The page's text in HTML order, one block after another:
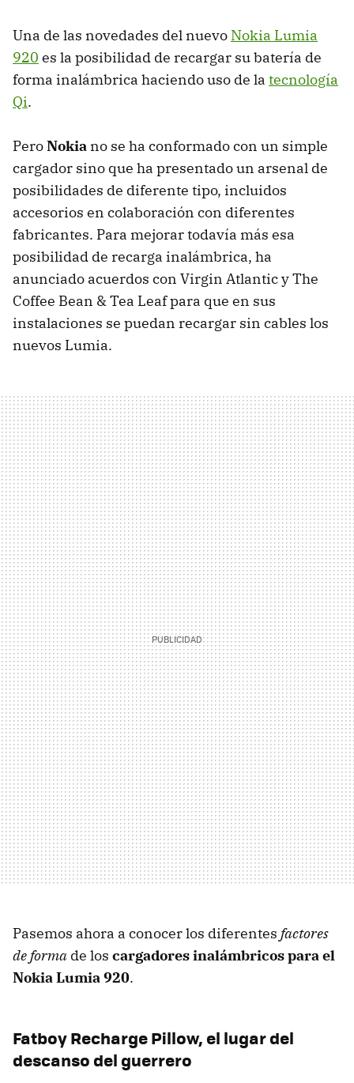
Una de las novedades del nuevo Nokia Lumia
920 es la posibilidad de recargar su batería de
forma inalámbrica haciendo uso de la tecnología
Qi.
PeroNokia no se ha conformado con un simple
cargador sino que ha presentado un arsenal de
posibilidades de diferente tipo, incluidos
accesorios en colaboración con diferentes
fabricantes. Para mejorar todavía más esa
posibilidad de recarga inalámbrica, ha
anunciado acuerdos con Virgin Atlantic y The
Coffee Bean & Tea Leaf para que en sus
instalaciones se puedan recargar sin cables los
nuevos Lumia.
Pasemos ahora a conocer los diferentes factores
de forma de los cargadores inalámbricos para el
Nokia Lumia 920.
Fatboy Recharge Pillow, el lugar del
descanso del guerrero